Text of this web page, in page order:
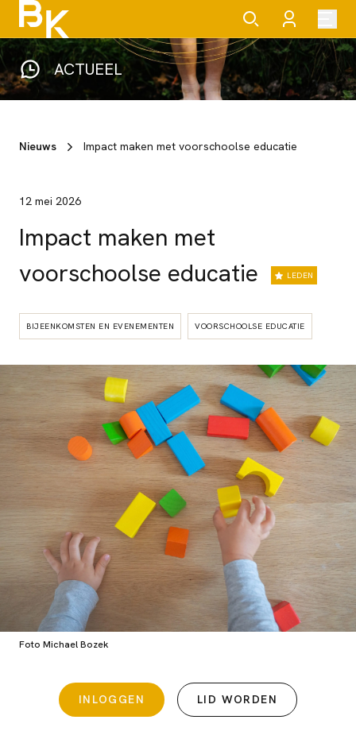
ACTUEEL
Nieuws Impact maken met voorschoolse educatie
12 mei 2026
Impact maken met
voorschoolse educatie
LEDEN
BIJEENKOMSTEN EN EVENEMENTEN VOORSCHOOLSE EDUCATIE
Foto Michael Bozek
INLOGGEN LID WORDEN